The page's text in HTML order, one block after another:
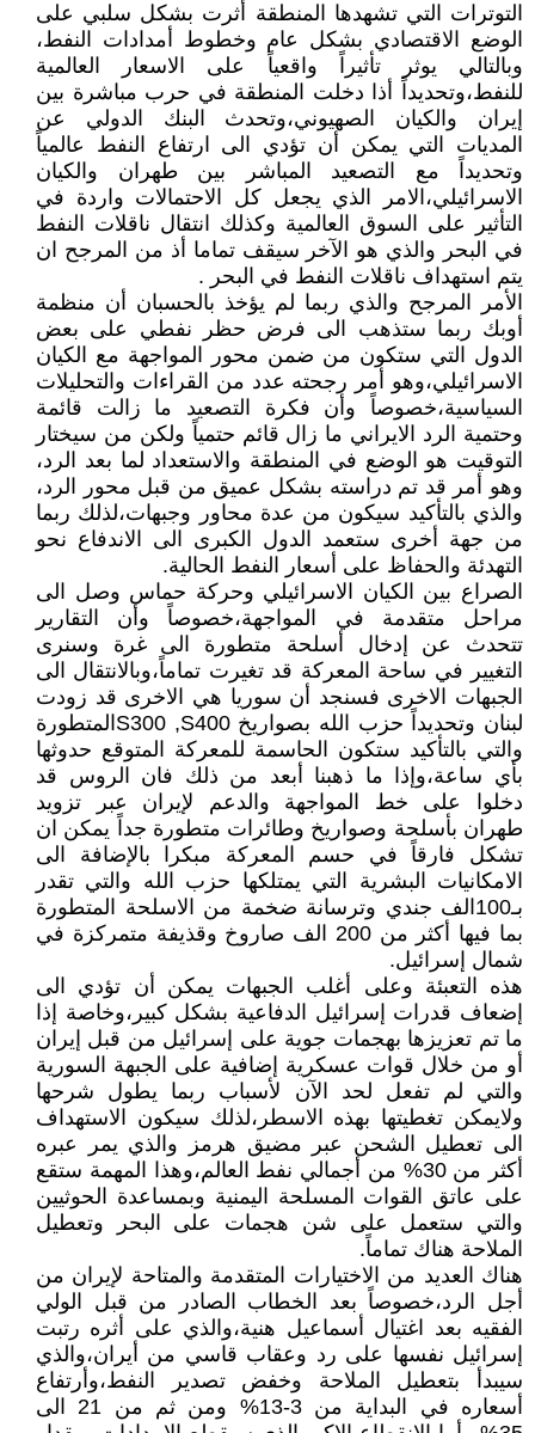
التوترات التي تشهدها المنطقة أثرت بشكل سلبي على
الوضع الاقتصادي بشكل عام وخطوط أمدادات النفط،
وبالتالي يوثر تأثيراً واقعياً على الاسعار العالمية
للنفط،وتحديداً أذا دخلت المنطقة في حرب مباشرة بين
إيران والكيان الصهيوني،وتحدث البنك الدولي عن
المديات التي يمكن أن تؤدي الى ارتفاع النفط عالمياً
وتحديداً مع التصعيد المباشر بين طهران والكيان
الاسرائيلي،الامر الذي يجعل كل الاحتمالات واردة في
التأثير على السوق العالمية وكذلك انتقال ناقلات النفط
في البحر والذي هو الآخر سيقف تماما أذ من المرجح ان
يتم استهداف ناقلات النفط في البحر .
الأمر المرجح والذي ربما لم يؤخذ بالحسبان أن منظمة
أوبك ربما ستذهب الى فرض حظر نفطي على بعض
الدول التي ستكون من ضمن محور المواجهة مع الكيان
الاسرائيلي،وهو أمر رجحته عدد من القراءات والتحليلات
السياسية،خصوصاً وأن فكرة التصعيد ما زالت قائمة
وحتمية الرد الايراني ما زال قائم حتمياً ولكن من سيختار
التوقيت هو الوضع في المنطقة والاستعداد لما بعد الرد،
وهو أمر قد تم دراسته بشكل عميق من قبل محور الرد،
والذي بالتأكيد سيكون من عدة محاور وجبهات،لذلك ربما
من جهة أخرى ستعمد الدول الكبرى الى الاندفاع نحو
التهدئة والحفاظ على أسعار النفط الحالية.
الصراع بين الكيان الاسرائيلي وحركة حماس وصل الى
مراحل متقدمة في المواجهة،خصوصاً وأن التقارير
تتحدث عن إدخال أسلحة متطورة الى غرة وسنرى
التغيير في ساحة المعركة قد تغيرت تماماً،وبالانتقال الى
الجبهات الاخرى فسنجد أن سوريا هي الاخرى قد زودت
لبنان وتحديداً حزب الله بصواريخ S300 ,S400المتطورة
والتي بالتأكيد ستكون الحاسمة للمعركة المتوقع حدوثها
بأي ساعة،وإذا ما ذهبنا أبعد من ذلك فان الروس قد
دخلوا على خط المواجهة والدعم لإيران عبر تزويد
طهران بأسلحة وصواريخ وطائرات متطورة جداً يمكن ان
تشكل فارقاً في حسم المعركة مبكرا بالإضافة الى
الامكانيات البشرية التي يمتلكها حزب الله والتي تقدر
بـ100الف جندي وترسانة ضخمة من الاسلحة المتطورة
بما فيها أكثر من 200 الف صاروخ وقذيفة متمركزة في
شمال إسرائيل.
هذه التعبئة وعلى أغلب الجبهات يمكن أن تؤدي الى
إضعاف قدرات إسرائيل الدفاعية بشكل كبير،وخاصة إذا
ما تم تعزيزها بهجمات جوية على إسرائيل من قبل إيران
أو من خلال قوات عسكرية إضافية على الجبهة السورية
والتي لم تفعل لحد الآن لأسباب ربما يطول شرحها
ولايمكن تغطيتها بهذه الاسطر،لذلك سيكون الاستهداف
الى تعطيل الشحن عبر مضيق هرمز والذي يمر عبره
أكثر من 30% من أجمالي نفط العالم،وهذا المهمة ستقع
على عاتق القوات المسلحة اليمنية وبمساعدة الحوثيين
والتي ستعمل على شن هجمات على البحر وتعطيل
الملاحة هناك تماماً.
هناك العديد من الاختيارات المتقدمة والمتاحة لإيران من
أجل الرد،خصوصاً بعد الخطاب الصادر من قبل الولي
الفقيه بعد اغتيال أسماعيل هنية،والذي على أثره رتبت
إسرائيل نفسها على رد وعقاب قاسي من أيران،والذي
سيبدأ بتعطيل الملاحة وخفض تصدير النفط،وأرتفاع
أسعاره في البداية من 3-13% ومن ثم من 21 الى